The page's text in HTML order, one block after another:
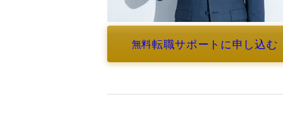
無料転職サポートに申し込む
よくあるご質問